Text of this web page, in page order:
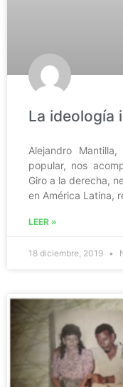
La ideología
Alejandro
popular, nos
Giro a la derecha,
en América Latina,
LEER »
18 diciembre, 2019